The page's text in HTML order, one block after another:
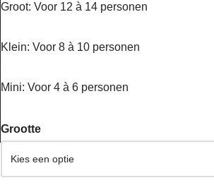
Groot: Voor 12 à 14 personen
Klein: Voor 8 à 10 personen
Mini: Voor 4 à 6 personen
Grootte